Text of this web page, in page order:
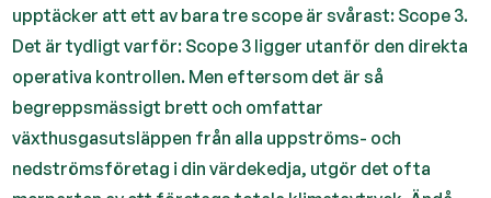
upptäcker att ett av bara tre scope är svårast: Scope 3.
Det är tydligt varför: Scope 3 ligger utanför den direkta
operativa kontrollen. Men eftersom det är så
begreppsmässigt brett och omfattar
växthusgasutsläppen från alla uppströms- och
nedströmsföretag i din värdekedja, utgör det ofta